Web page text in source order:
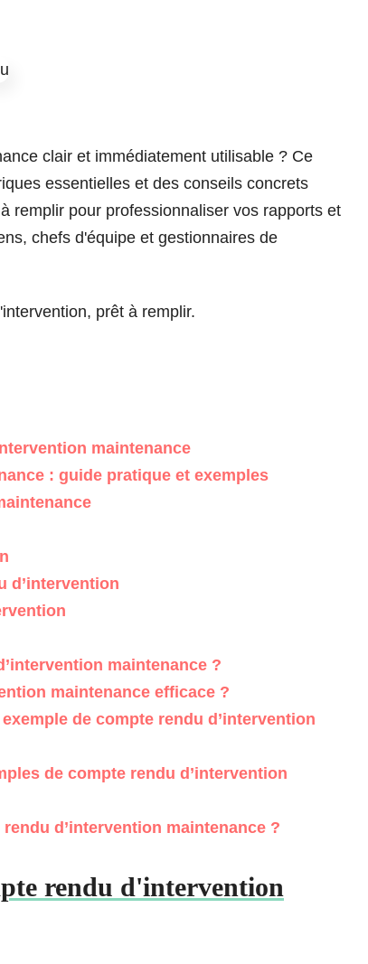
clair et immédiatement utilisable ? Ce
essentielles et des conseils concrets
remplir pour professionnaliser vos rapports et
chefs d'équipe et gestionnaires de
prêt à remplir.
maintenance
: guide pratique et exemples
d’intervention
maintenance ?
maintenance efficace ?
de compte rendu d’intervention
de compte rendu d’intervention
d’intervention maintenance ?
rendu d'intervention